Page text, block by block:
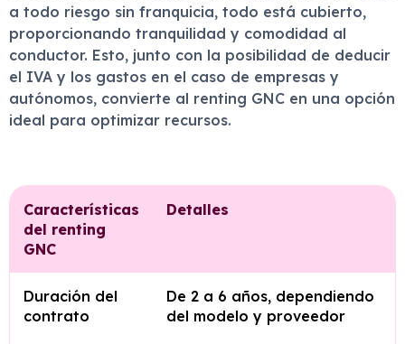
a todo riesgo sin franquicia, todo está cubierto,
proporcionando tranquilidad y comodidad al
conductor. Esto, junto con la posibilidad de deducir
el IVA y los gastos en el caso de empresas y
autónomos, convierte al renting GNC en una opción
ideal para optimizar recursos.
Características
del renting
GNC
Detalles
Duración del
contrato
De 2 a 6 años, dependiendo
del modelo y proveedor